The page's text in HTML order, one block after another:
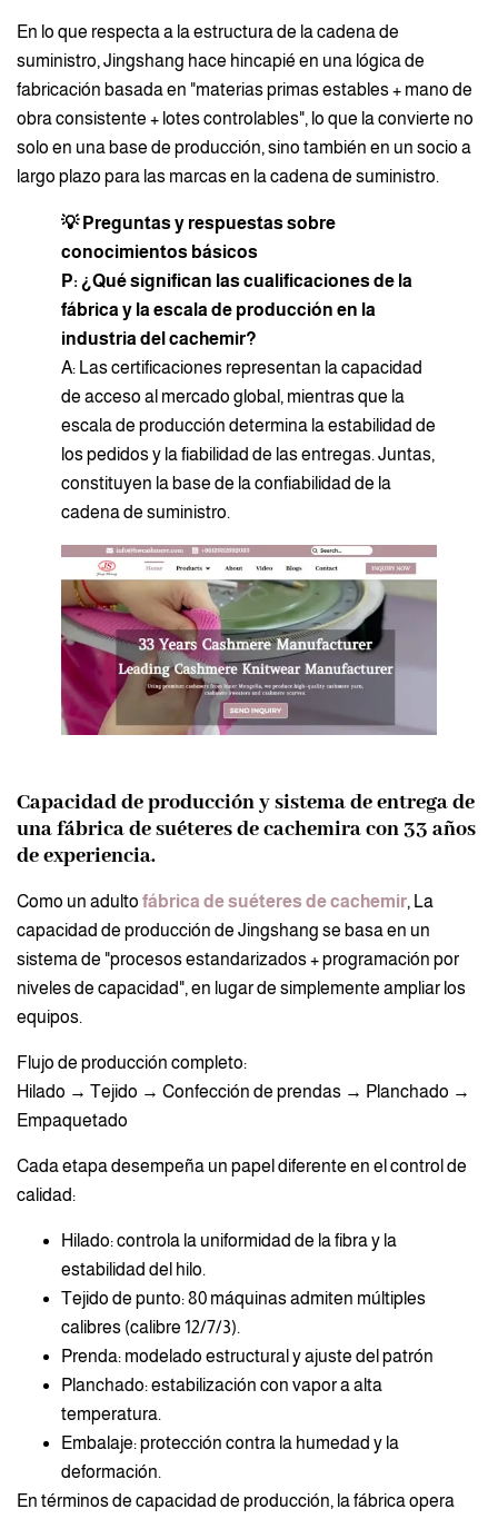
En lo que respecta a la estructura de la cadena de
suministro, Jingshang hace hincapié en una lógica de
fabricación basada en "materias primas estables + mano de
obra consistente + lotes controlables", lo que la convierte no
solo en una base de producción, sino también en un socio a
largo plazo para las marcas en la cadena de suministro.
💡 Preguntas y respuestas sobre
conocimientos básicos
P: ¿Qué significan las cualificaciones de la
fábrica y la escala de producción en la
industria del cachemir?
A: Las certificaciones representan la capacidad
de acceso al mercado global, mientras que la
escala de producción determina la estabilidad de
los pedidos y la fiabilidad de las entregas. Juntas,
constituyen la base de la confiabilidad de la
cadena de suministro.
Capacidad de producción y sistema de entrega de
una fábrica de suéteres de cachemira con 33 años
de experiencia.
Como un adulto fábrica de suéteres de cachemir, La
capacidad de producción de Jingshang se basa en un
sistema de "procesos estandarizados + programación por
niveles de capacidad", en lugar de simplemente ampliar los
equipos.
Flujo de producción completo:
Hilado → Tejido → Confección de prendas → Planchado →
Empaquetado
Cada etapa desempeña un papel diferente en el control de
calidad:
Hilado: controla la uniformidad de la fibra y la
estabilidad del hilo.
Tejido de punto: 80 máquinas admiten múltiples
calibres (calibre 12/7/3).
Prenda: modelado estructural y ajuste del patrón
Planchado: estabilización con vapor a alta
temperatura.
Embalaje: protección contra la humedad y la
deformación.
En términos de capacidad de producción, la fábrica opera